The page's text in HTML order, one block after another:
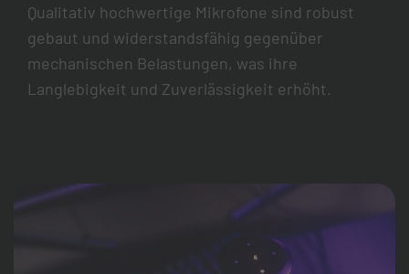
Qualitativ hochwertige Mikrofone sind robust
gebaut und widerstandsfähig gegenüber
mechanischen Belastungen, was ihre
Langlebigkeit und Zuverlässigkeit erhöht.